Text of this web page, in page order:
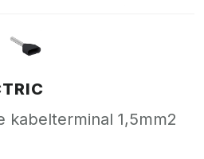
kabelterminal 1,5mm2